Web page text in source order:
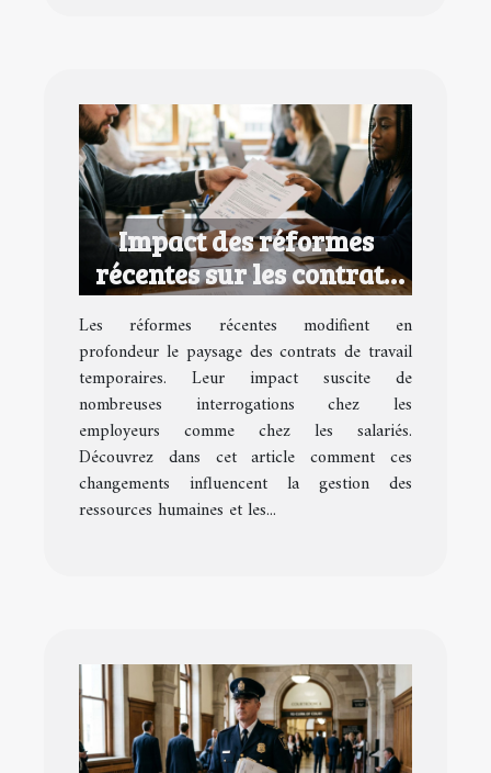
Impact des réformes
récentes sur les contrats
de travail temporaires
Les réformes récentes modifient en
profondeur le paysage des contrats de travail
temporaires. Leur impact suscite de
nombreuses interrogations chez les
employeurs comme chez les salariés.
Découvrez dans cet article comment ces
changements influencent la gestion des
ressources humaines et les...